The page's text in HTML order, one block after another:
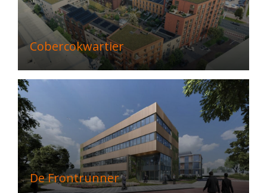
Cobercokwartier
De Frontrunner